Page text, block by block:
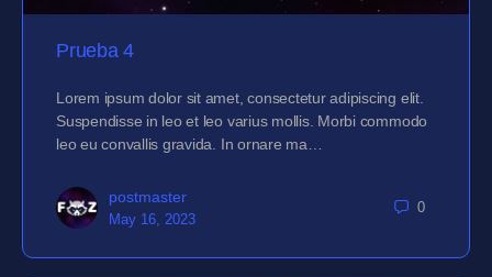
Prueba 4
Lorem ipsum dolor sit amet, consectetur adipiscing elit.
Suspendisse in leo et leo varius mollis. Morbi commodo
leo eu convallis gravida. In ornare ma…
postmaster
May 16, 2023
0